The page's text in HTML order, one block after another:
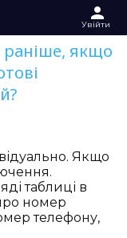
Увійти
якщо
Якщо
таблиці в
номер
телефону,